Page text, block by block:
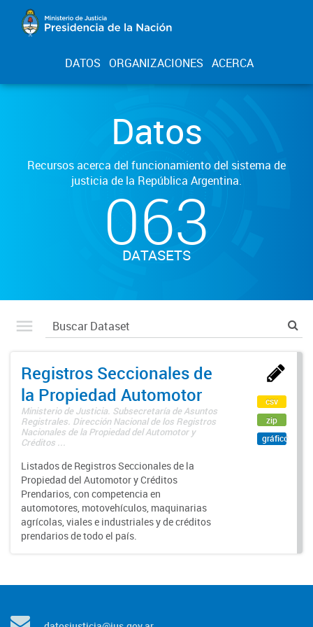
DATOS ORGANIZACIONES ACERCA
Datos
Recursos acerca del funcionamiento del sistema de
justicia de la República Argentina.
063
DATASETS
Registros Seccionales de
la Propiedad Automotor
Ministerio de Justicia. Subsecretaría de Asuntos
Registrales. Dirección Nacional de los Registros
Nacionales de la Propiedad del Automotor y
Créditos ...
Listados de Registros Seccionales de la
Propiedad del Automotor y Créditos
Prendarios, con competencia en
automotores, motovehículos, maquinarias
agrícolas, viales e industriales y de créditos
prendarios de todo el país.
csv
zip
gráfico